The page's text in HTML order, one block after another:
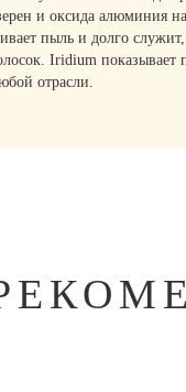
и оксида алюминия
пыль и долго
Iridium показывает
отрасли.